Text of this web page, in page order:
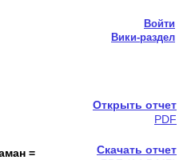
Войти
Вики-раздел
=
Открыть отчет
PDF
Скачать отчет